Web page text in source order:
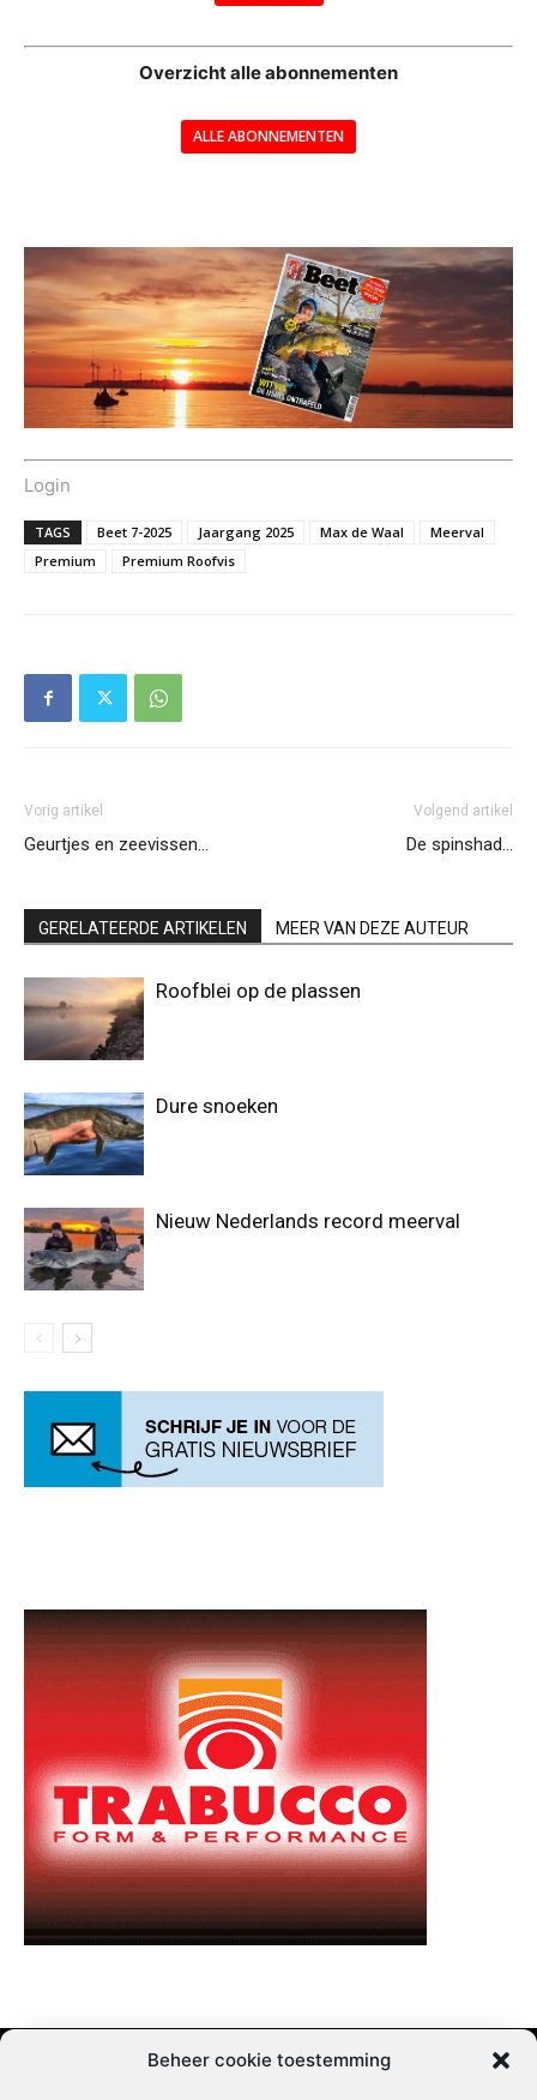
Beheer cookie toestemming
Overzicht alle abonnementen
ALLE ABONNEMENTEN
Login
TAGS Beet 7-2025 Jaargang 2025 Max de Waal
Meerval
Premium
Premium Roofvis
Vorig artikel
Geurtjes en zeevissen…
Volgend artikel
De spinshad…
GERELATEERDE ARTIKELEN MEER VAN DEZE AUTEUR
Roofblei op de plassen
Dure snoeken
Nieuw Nederlands record meerval